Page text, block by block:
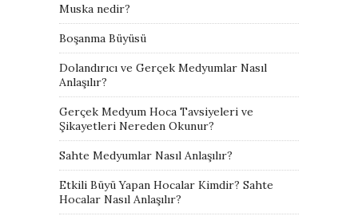
Muska nedir?
Boşanma Büyüsü
Dolandırıcı ve Gerçek Medyumlar Nasıl
Anlaşılır?
Gerçek Medyum Hoca Tavsiyeleri ve
Şikayetleri Nereden Okunur?
Sahte Medyumlar Nasıl Anlaşılır?
Etkili Büyü Yapan Hocalar Kimdir? Sahte
Hocalar Nasıl Anlaşılır?